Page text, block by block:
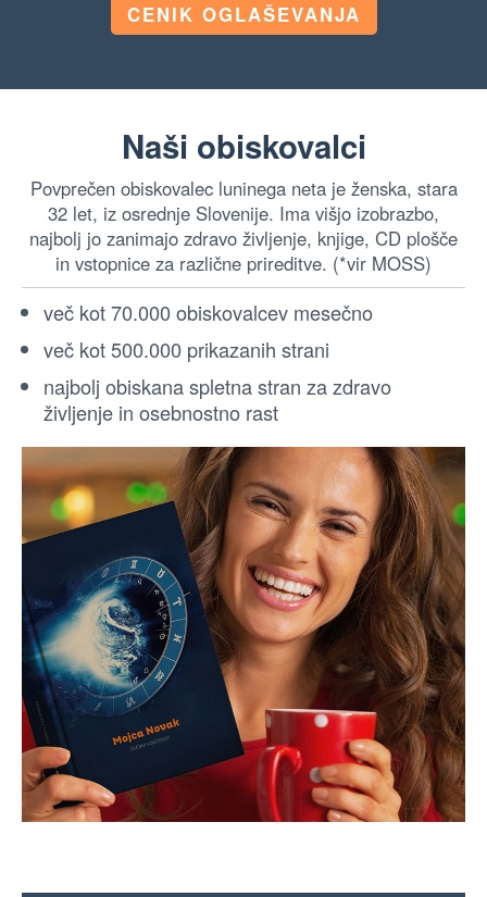
CENIK OGLAŠEVANJA
Naši obiskovalci
Povprečen obiskovalec luninega neta je ženska, stara
32 let, iz osrednje Slovenije. Ima višjo izobrazbo,
najbolj jo zanimajo zdravo življenje, knjige, CD plošče
in vstopnice za različne prireditve. (*vir MOSS)
več kot 70.000 obiskovalcev mesečno
več kot 500.000 prikazanih strani
najbolj obiskana spletna stran za zdravo
življenje in osebnostno rast